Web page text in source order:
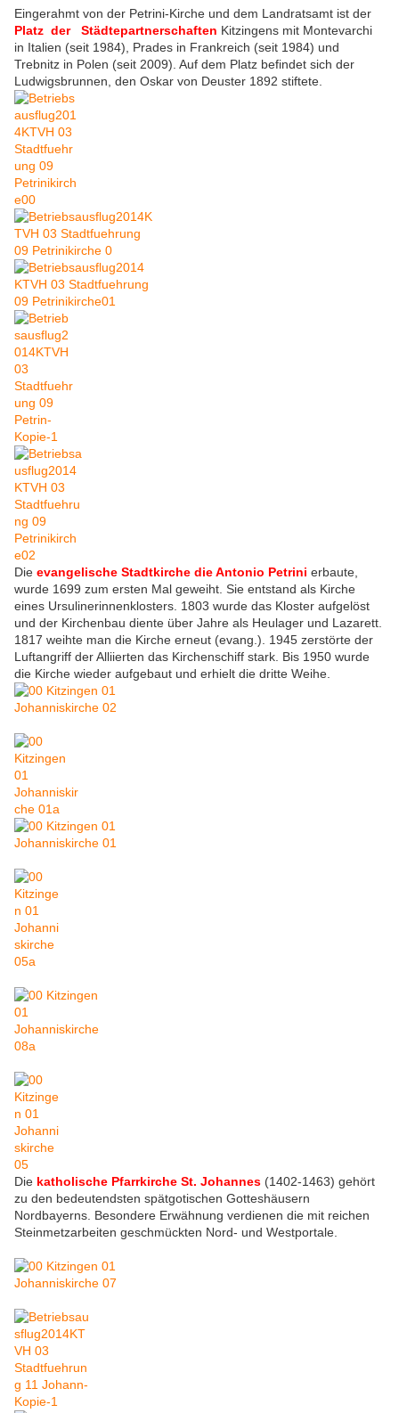
Eingerahmt von der Petrini-Kirche und dem Landratsamt ist der
Platz der Städtepartnerschaften Kitzingens mit Montevarchi
in Italien (seit 1984), Prades in Frankreich (seit 1984) und
Trebnitz in Polen (seit 2009). Auf dem Platz befindet sich der
Ludwigsbrunnen, den Oskar von Deuster 1892 stiftete.
Die evangelische Stadtkirche die Antonio Petrini erbaute,
wurde 1699 zum ersten Mal geweiht. Sie entstand als Kirche
eines Ursulinerinnenklosters. 1803 wurde das Kloster aufgelöst
und der Kirchenbau diente über Jahre als Heulager und Lazarett.
1817 weihte man die Kirche erneut (evang.). 1945 zerstörte der
Luftangriff der Alliierten das Kirchenschiff stark. Bis 1950 wurde
die Kirche wieder aufgebaut und erhielt die dritte Weihe.
Die katholische Pfarrkirche St. Johannes (1402-1463) gehört
zu den bedeutendsten spätgotischen Gotteshäusern
Nordbayerns. Besondere Erwähnung verdienen die mit reichen
Steinmetzarbeiten geschmückten Nord- und Westportale.